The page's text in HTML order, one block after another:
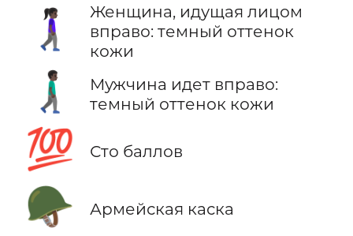
🚶🏿‍♀️‍➡️
Женщина, идущая лицом
вправо: темный оттенок
кожи
🚶🏿‍♂️‍➡️
Мужчина идет вправо:
темный оттенок кожи
💯 Сто баллов
🪖 Армейская каска